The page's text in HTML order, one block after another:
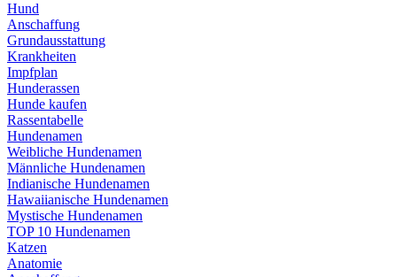
Hund
Anschaffung
Grundausstattung
Krankheiten
Impfplan
Hunderassen
Hunde kaufen
Rassentabelle
Hundenamen
Weibliche Hundenamen
Männliche Hundenamen
Indianische Hundenamen
Hawaiianische Hundenamen
Mystische Hundenamen
TOP 10 Hundenamen
Katzen
Anatomie